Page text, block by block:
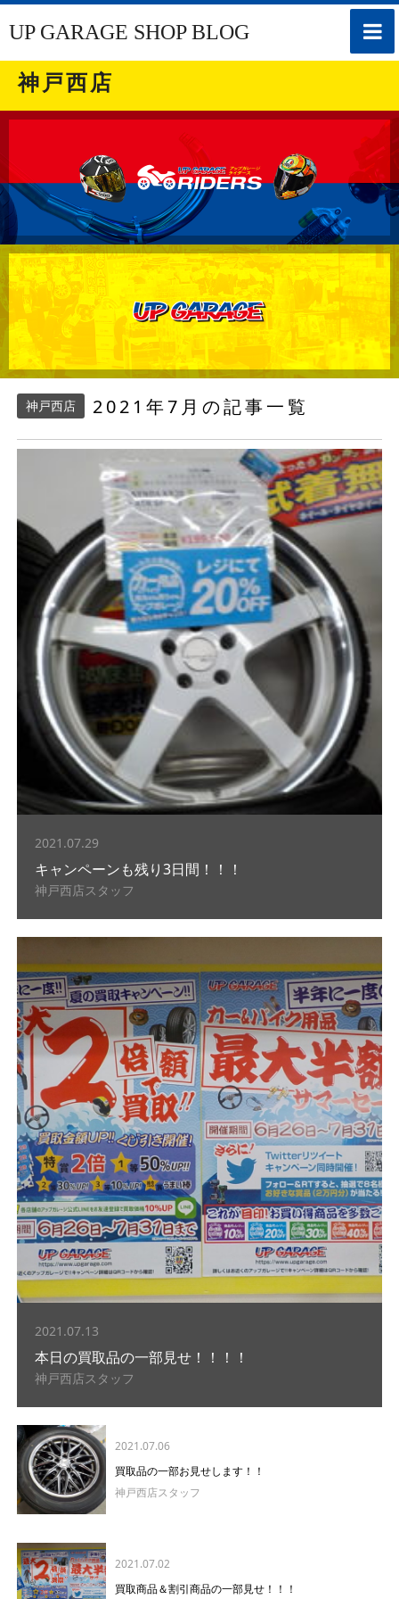
toggle
UP GARAGE SHOP BLOG
神戸西店
神戸西店 2021年7月の記事一覧
2021.07.29
キャンペーンも残り3日間！！！
神戸西店スタッフ
2021.07.13
本日の買取品の一部見せ！！！！
神戸西店スタッフ
2021.07.06
買取品の一部お見せします！！
神戸西店スタッフ
2021.07.02
買取商品＆割引商品の一部見せ！！！